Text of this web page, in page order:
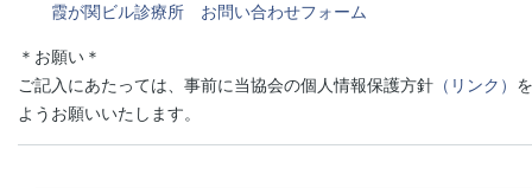
霞が関ビル診療所 お問い合わせフォーム
＊お願い＊
ご記入にあたっては、事前に当協会の個人情報保護方針 （リンク）
ようお願いいたします。